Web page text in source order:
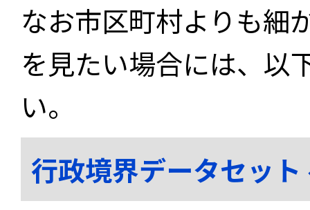
なお市区町村よりも細
を見たい場合には、以
い。
行政境界データセッ